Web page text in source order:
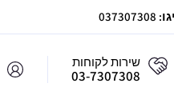
שירות לקוחות
03-7307308